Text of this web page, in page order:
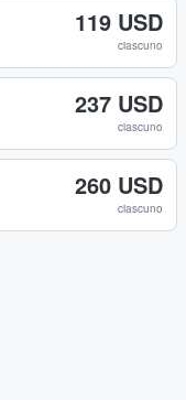
119 USD
ciascuno
237 USD
ciascuno
260 USD
ciascuno